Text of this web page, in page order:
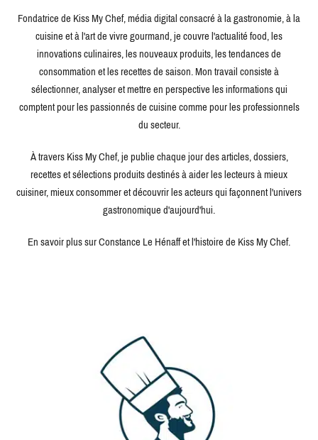
Fondatrice de Kiss My Chef, média digital consacré à la gastronomie, à la
cuisine et à l'art de vivre gourmand, je couvre l'actualité food, les
innovations culinaires, les nouveaux produits, les tendances de
consommation et les recettes de saison. Mon travail consiste à
sélectionner, analyser et mettre en perspective les informations qui
comptent pour les passionnés de cuisine comme pour les professionnels
du secteur.
À travers Kiss My Chef, je publie chaque jour des articles, dossiers,
recettes et sélections produits destinés à aider les lecteurs à mieux
cuisiner, mieux consommer et découvrir les acteurs qui façonnent l'univers
gastronomique d'aujourd'hui.
En savoir plus sur Constance Le Hénaff et l'histoire de Kiss My Chef.